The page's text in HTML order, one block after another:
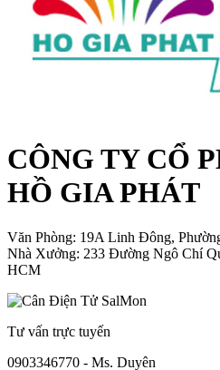
CÔNG TY CỔ
HỒ GIA PHÁT
Văn Phòng: 19A Linh Đông,
Nhà Xưởng: 233 Đường Ngô Chí
HCM
Tư vấn trực tuyến
0903346770 - Ms. Duyên